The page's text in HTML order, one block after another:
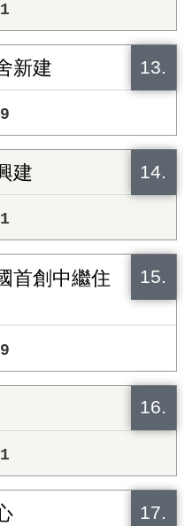
13.
新建
14.
建
15.
首創中繼住
16.
17.